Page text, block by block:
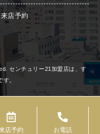
来店予約
センチュリー21加盟店は、す
。
店予約 お電話